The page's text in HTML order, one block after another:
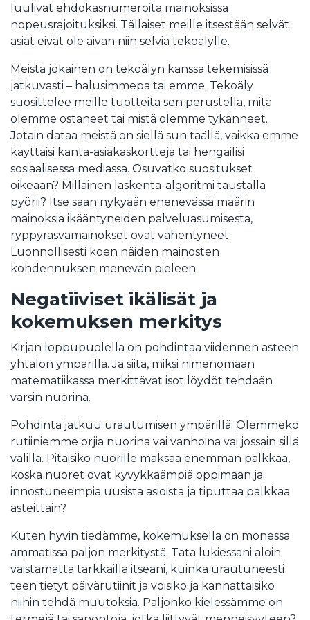
luulivat ehdokasnumeroita mainoksissa
nopeusrajoituksiksi. Tällaiset meille itsestään selvät
asiat eivät ole aivan niin selviä tekoälylle.
Meistä jokainen on tekoälyn kanssa tekemisissä
jatkuvasti – halusimmepa tai emme. Tekoäly
suosittelee meille tuotteita sen perustella, mitä
olemme ostaneet tai mistä olemme tykänneet.
Jotain dataa meistä on siellä sun täällä, vaikka emme
käyttäisi kanta-asiakaskortteja tai hengailisi
sosiaalisessa mediassa. Osuvatko suositukset
oikeaan? Millainen laskenta-algoritmi taustalla
pyörii? Itse saan nykyään enenevässä määrin
mainoksia ikääntyneiden palveluasumisesta,
ryppyrasvamainokset ovat vähentyneet.
Luonnollisesti koen näiden mainosten
kohdennuksen menevän pieleen.
Negatiiviset ikälisät ja
kokemuksen merkitys
Kirjan loppupuolella on pohdintaa viidennen asteen
yhtälön ympärillä. Ja siitä, miksi nimenomaan
matematiikassa merkittävät isot löydöt tehdään
varsin nuorina.
Pohdinta jatkuu urautumisen ympärillä. Olemmeko
rutiiniemme orjia nuorina vai vanhoina vai jossain sillä
välillä. Pitäisikö nuorille maksaa enemmän palkkaa,
koska nuoret ovat kyvykkäämpiä oppimaan ja
innostuneempia uusista asioista ja tiputtaa palkkaa
asteittain?
Kuten hyvin tiedämme, kokemuksella on monessa
ammatissa paljon merkitystä. Tätä lukiessani aloin
väistämättä tarkkailla itseäni, kuinka urautuneesti
teen tietyt päivärutiinit ja voisiko ja kannattaisiko
niihin tehdä muutoksia. Paljonko kielessämme on